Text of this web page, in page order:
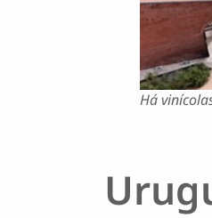
Há